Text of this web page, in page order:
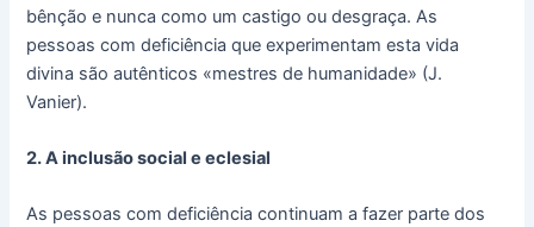
bênção e nunca como um castigo ou desgraça. As
pessoas com deficiência que experimentam esta vida
divina são autênticos «mestres de humanidade» (J.
Vanier).
2. A inclusão social e eclesial
As pessoas com deficiência continuam a fazer parte dos